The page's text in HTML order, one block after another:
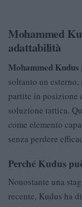
Mohammed
adattabilità
Mohammed Kudus
soltanto un
partite in posizione
soluzione tattica.
come elemento
senza perdere
Perché Kudus
Nonostante una
recente, Kudus ha